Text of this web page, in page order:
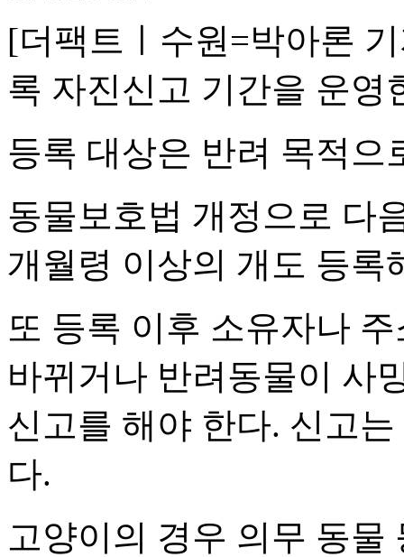
[더팩트ㅣ수원=박아론
록 자진신고 기간을 운영
등록 대상은 반려 목적으
동물보호법 개정으로 다
개월령 이상의 개도 등록
또 등록 이후 소유자나
바뀌거나 반려동물이 사
신고를 해야 한다. 신고
다.
고양이의 경우 의무 동물